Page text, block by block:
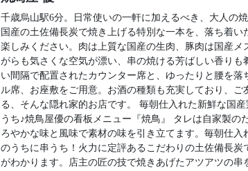
千歳烏山駅6分。日常使いの一軒に加えるべき、大人の
国産の土佐備長炭で焼き上げる特別な一本を、落ち着い
楽しみください。肉は上質な国産の生肉、豚肉は国産メ
がらも気さくな空気が漂い、串の焼ける芳ばしい香りも
い間隔で配置されたカウンター席と、ゆったりと腰を落
ル席、お座敷をご用意。お酒の種類も充実しており、ご
る、そんな隠れ家的お店です。 毎朝仕入れた新鮮な国
うち♪焼鳥屋優の看板メニュー『焼鳥』 タレは自家製の
ろやかな味と風味で素材の味を引き立てます。毎朝仕入
のうちに串うち！火力に定評あるこだわりの土佐備長炭
がわかります。店主の匠の技で焼きあげたアツアツの串